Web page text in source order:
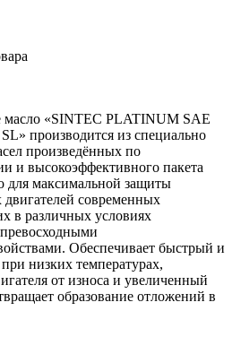
масло «SINTEC PLATINUM SAE
производится из специально
произведённых по
и высокоэффективного пакета
для максимальной защиты
современных
в различных условиях
Обеспечивает быстрый и
низких температурах,
от износа и увеличенный
образование отложений в